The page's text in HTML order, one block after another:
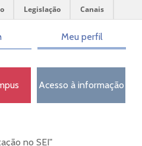
Legislação Canais
Meu perfil
Acesso à informação
no SEI"